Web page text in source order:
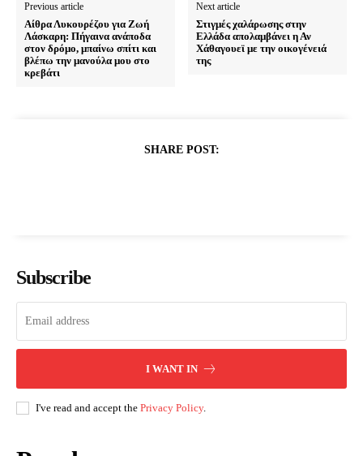
Previous article
Αίθρα Λυκουρέζου για Ζωή
Λάσκαρη: Πήγαινα ανάποδα
στον δρόμο, μπαίνω σπίτι και
βλέπω την μανούλα μου στο
κρεβάτι
Next article
Στιγμές χαλάρωσης στην
Ελλάδα απολαμβάνει η Αν
Χάθαγουεϊ με την οικογένειά
της
SHARE POST:
Subscribe
I WANT IN
I've read and accept the Privacy Policy.